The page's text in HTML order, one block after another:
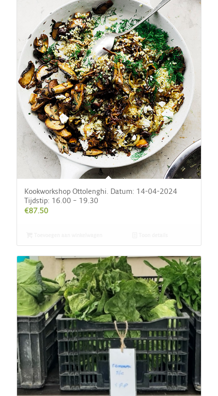
Kookworkshop Ottolenghi. Datum: 14-04-2024
Tijdstip: 16.00 – 19.30
€87.50